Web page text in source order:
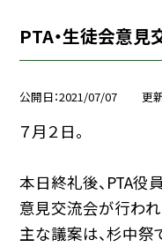
PTA・生徒会意見
公開日 2021/07/07 更
７月２日。
本日終礼後、PTA役
意見交流会が行われ
主な議案は、杉中